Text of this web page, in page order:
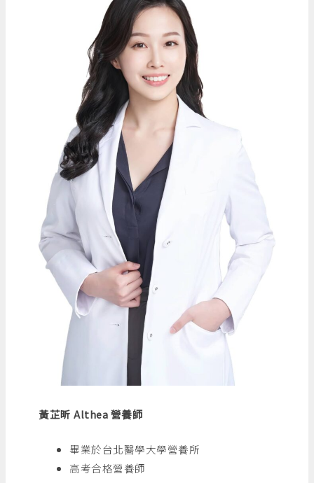
黃芷昕 Althea 營養師
畢業於台北醫學大學營養所
高考合格營養師